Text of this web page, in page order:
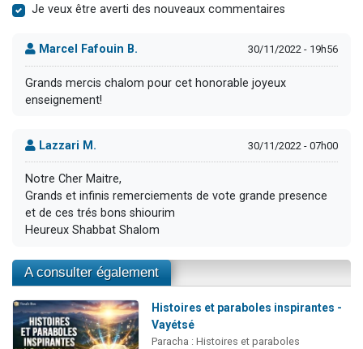
Je veux être averti des nouveaux commentaires
Marcel Fafouin B. 30/11/2022 - 19h56
Grands mercis chalom pour cet honorable joyeux
enseignement!
Lazzari M. 30/11/2022 - 07h00
Notre Cher Maitre,
Grands et infinis remerciements de vote grande presence
et de ces trés bons shiourim
Heureux Shabbat Shalom
A consulter également
Histoires et paraboles inspirantes -
Vayétsé
Paracha : Histoires et paraboles